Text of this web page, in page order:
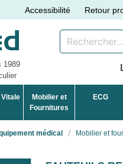
Accessibilité Retour
1989
Mobilier et
Fournitures
ECG
médical Mobilier et